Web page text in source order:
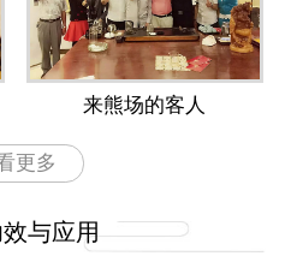
来熊场的客人
更多
与应用